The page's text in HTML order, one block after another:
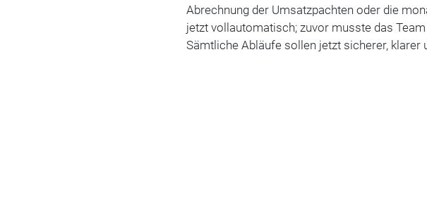
Abrechnung der Umsatzpachten oder die
jetzt vollautomatisch; zuvor musste das
Sämtliche Abläufe sollen jetzt sicherer, klarer